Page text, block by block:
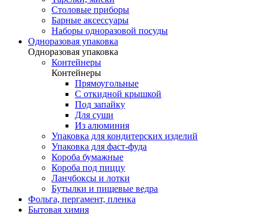
Столовые приборы
Барные аксессуары
Наборы одноразовой посуды
Одноразовая упаковка
Одноразовая упаковка
Контейнеры
Контейнеры
Прямоугольные
С откидной крышкой
Под запайку
Для суши
Из алюминия
Упаковка для кондитерских изделий
Упаковка для фаст-фуда
Короба бумажные
Короба под пиццу
Ланчбоксы и лотки
Бутылки и пищевые ведра
Фольга, пергамент, пленка
Бытовая химия